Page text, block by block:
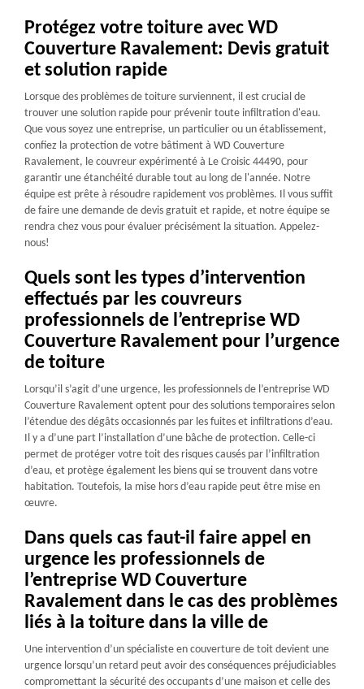
Protégez votre toiture avec WD
Couverture Ravalement: Devis gratuit
et solution rapide
Lorsque des problèmes de toiture surviennent, il est crucial de
trouver une solution rapide pour prévenir toute infiltration d'eau.
Que vous soyez une entreprise, un particulier ou un établissement,
confiez la protection de votre bâtiment à WD Couverture
Ravalement, le couvreur expérimenté à Le Croisic 44490, pour
garantir une étanchéité durable tout au long de l'année. Notre
équipe est prête à résoudre rapidement vos problèmes. Il vous suffit
de faire une demande de devis gratuit et rapide, et notre équipe se
rendra chez vous pour évaluer précisément la situation. Appelez-
nous!
Quels sont les types d’intervention
effectués par les couvreurs
professionnels de l’entreprise WD
Couverture Ravalement pour l’urgence
de toiture
Lorsqu’il s’agit d’une urgence, les professionnels de l’entreprise WD
Couverture Ravalement optent pour des solutions temporaires selon
l’étendue des dégâts occasionnés par les fuites et infiltrations d’eau.
Il y a d’une part l’installation d’une bâche de protection. Celle-ci
permet de protéger votre toit des risques causés par l’infiltration
d’eau, et protège également les biens qui se trouvent dans votre
habitation. Toutefois, la mise hors d’eau rapide peut être mise en
œuvre.
Dans quels cas faut-il faire appel en
urgence les professionnels de
l’entreprise WD Couverture
Ravalement dans le cas des problèmes
liés à la toiture dans la ville de
Une intervention d’un spécialiste en couverture de toit devient une
urgence lorsqu’un retard peut avoir des conséquences préjudiciables
compromettant la sécurité des occupants d’une maison et celle des